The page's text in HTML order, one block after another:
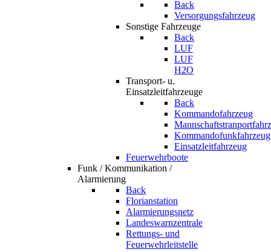
Back
Versorgungsfahrzeug
Sonstige Fahrzeuge
Back
LUF
LUF
H2O
Transport- u.
Einsatzleitfahrzeuge
Back
Kommandofahrzeug
Kommandofunkfahrzeug
Einsatzleitfahrzeug
Feuerwehrboote
Funk / Kommunikation /
Alarmierung
Back
Florianstation
Alarmierungsnetz
Landeswarnzentrale
Rettungs- und
Feuerwehrleitstelle